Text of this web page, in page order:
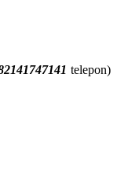
telepon)